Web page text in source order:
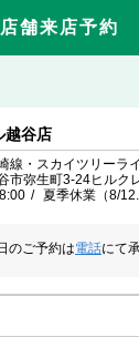
店舗来店予約
越谷店
線・スカイツリーラ
市弥生町3-24ヒルク
夏季休業（8/
のご予約は電話にて